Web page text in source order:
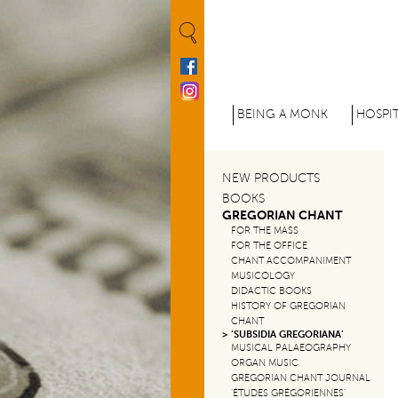
M
n
u
p
n
c
BEING A MONK
NEW PRODUCTS
BOOKS
GREGORIAN CHANT
FOR THE MASS
FOR THE OFFICE
CHANT ACCOMPANIMENT
MUSICOLOGY
DIDACTIC BOOKS
HISTORY OF GREGORIAN
CHANT
‘SUBSIDIA GREGORIANA’
MUSICAL PALAEOGRAPHY
ORGAN MUSIC
GREGORIAN CHANT JOURNAL
‘ÉTUDES GRÉGORIENNES’